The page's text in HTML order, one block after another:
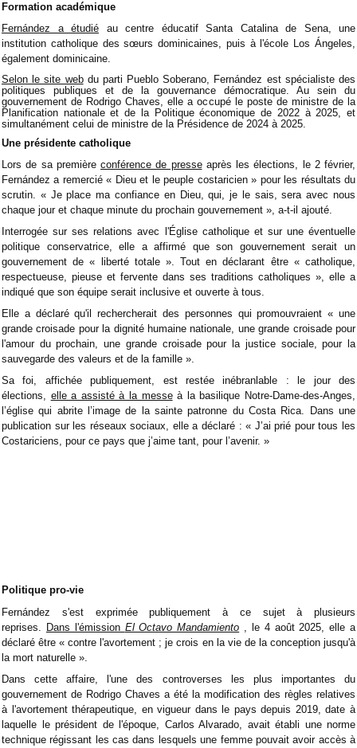
Formation académique
Fernández a étudié au centre éducatif Santa Catalina de Sena, une
institution catholique des sœurs dominicaines, puis à l'école Los Ángeles,
également dominicaine.
Selon le site webdu parti Pueblo Soberano, Fernández est spécialiste des
politiques publiques et de la gouvernance démocratique. Au sein du
gouvernement de Rodrigo Chaves, elle a occupé le poste de ministre de la
Planification nationale et de la Politique économique de 2022 à 2025, et
simultanément celui de ministre de la Présidence de 2024 à 2025.
Une présidente catholique
Lors de sa première conférence de presseaprès les élections, le 2 février,
Fernández a remercié « Dieu et le peuple costaricien » pour les résultats du
scrutin. « Je place ma confiance en Dieu, qui, je le sais, sera avec nous
chaque jour et chaque minute du prochain gouvernement », a-t-il ajouté.
Interrogée sur ses relations avec l'Église catholique et sur une éventuelle
politique conservatrice, elle a affirmé que son gouvernement serait un
gouvernement de « liberté totale ». Tout en déclarant être « catholique,
respectueuse, pieuse et fervente dans ses traditions catholiques », elle a
indiqué que son équipe serait inclusive et ouverte à tous.
Elle a déclaré qu'il rechercherait des personnes qui promouvraient « une
grande croisade pour la dignité humaine nationale, une grande croisade pour
l'amour du prochain, une grande croisade pour la justice sociale, pour la
sauvegarde des valeurs et de la famille ».
Sa foi, affichée publiquement, est restée inébranlable : le jour des
élections, elle a assisté à la messeà la basilique Notre-Dame-des-Anges,
l’église qui abrite l’image de la sainte patronne du Costa Rica. Dans une
publication sur les réseaux sociaux, elle a déclaré : « J’ai prié pour tous les
Costariciens, pour ce pays que j’aime tant, pour l’avenir. »
Politique pro-vie
Fernández s'est exprimée publiquement à ce sujet à plusieurs
reprises. Dans l'émission El Octavo Mandamiento , le 4 août 2025, elle a
déclaré être « contre l'avortement ; je crois en la vie de la conception jusqu'à
la mort naturelle ».
Dans cette affaire, l'une des controverses les plus importantes du
gouvernement de Rodrigo Chaves a été la modification des règles relatives
à l'avortement thérapeutique, en vigueur dans le pays depuis 2019, date à
laquelle le président de l'époque, Carlos Alvarado, avait établi une norme
technique régissant les cas dans lesquels une femme pouvait avoir accès à